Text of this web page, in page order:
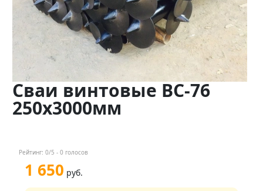
Контакты
Менеджер
+7 (961) 138-84-27
Сваи винтовые ВС-76
250х3000мм
Рейтинг: 0/5 - 0 голосов
1 650 руб.